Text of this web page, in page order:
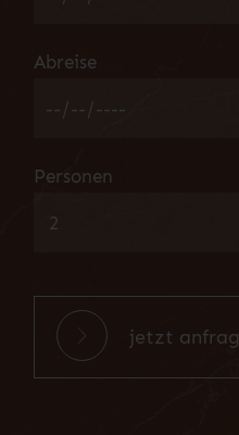
Abreise
Personen
jetzt